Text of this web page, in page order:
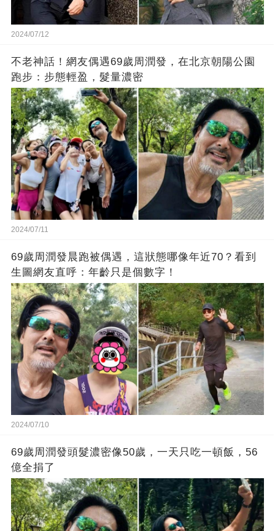
2024/07/12
不老神話！網友偶遇69歲周潤發，在北京朝陽公園
跑步：步態輕盈，髮量濃密
2024/07/11
69歲周潤發晨跑被偶遇，這狀態哪像年近70？看到
生圖網友直呼：年齡只是個數字！
2024/07/10
69歲周潤發頭髮濃密像50歲，一天只吃一頓飯，56
億全捐了